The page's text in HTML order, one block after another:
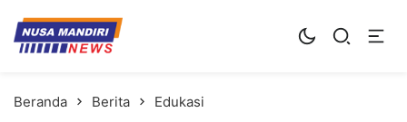
Kampus Digital Bisnis
Universitas Nusa Mandiri
Beranda Berita Edukasi